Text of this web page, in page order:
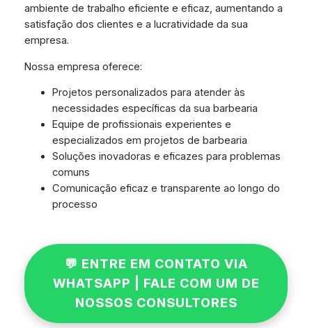
ambiente de trabalho eficiente e eficaz, aumentando a
satisfação dos clientes e a lucratividade da sua
empresa.
Nossa empresa oferece:
Projetos personalizados para atender às
necessidades específicas da sua barbearia
Equipe de profissionais experientes e
especializados em projetos de barbearia
Soluções inovadoras e eficazes para problemas
comuns
Comunicação eficaz e transparente ao longo do
processo